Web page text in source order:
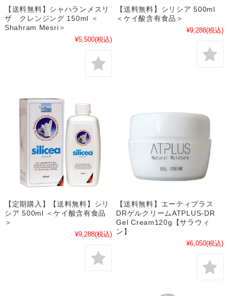
【送料無料】シャハランメスリ
ザ クレンジング 150ml ＜
Shahram Mesri＞
¥5,500(税込)
【送料無料】シリシア 500ml
＜ケイ酸含有食品＞
¥9,288(税込)
【定期購入】【送料無料】シリ
シア 500ml ＜ケイ酸含有食品
＞
¥9,288(税込)
【送料無料】エーティプラス
DRゲルクリームATPLUS-DR
Gel Cream120g【サラウィ
ン】
¥6,050(税込)